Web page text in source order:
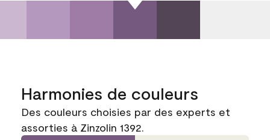
Harmonies de couleurs
Des couleurs choisies par des experts et
assorties à Zinzolin 1392.